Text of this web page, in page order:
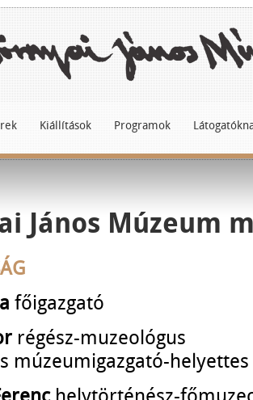
Kiállítások Programok
János Múzeum
főigazgató
régész-muzeológus
múzeumigazgató-helyettes